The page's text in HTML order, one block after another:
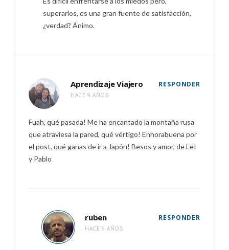
superarlos, es una gran fuente de satisfacción,
¿verdad? Ánimo.
Aprendizaje Viajero
HACE 9 AÑOS
RESPONDER
Fuah, qué pasada! Me ha encantado la montaña rusa
que atraviesa la pared, qué vértigo! Enhorabuena por
el post, qué ganas de ir a Japón! Besos y amor, de Let
y Pablo
ruben
HACE 9 AÑOS
RESPONDER